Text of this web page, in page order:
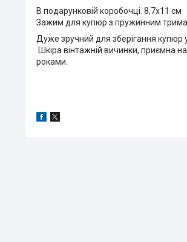
В подарунковій коробочці. 8,7х11 см
Зажим для купюр з пружинним
Дуже зручний для зберігання купюр
Шкіра вінтажній вичинки, приємна
роками.